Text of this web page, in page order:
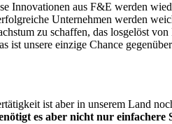
aus F&E werden
Unternehmen werden
zu schaffen, das losgelöst
unsere einzige Chance
ist aber in unserem Land
es aber nicht nur